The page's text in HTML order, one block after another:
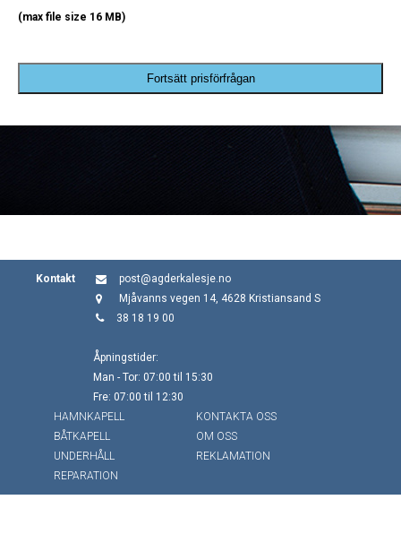
(max file size 16 MB)
Fortsätt prisförfrågan
Kontakt
post@agderkalesje.no
Mjåvanns vegen 14, 4628 Kristiansand S
38 18 19 00
Åpningstider:
Man - Tor: 07:00 til 15:30
Fre: 07:00 til 12:30
HAMNKAPELL
BÅTKAPELL
UNDERHÅLL
REPARATION
KONTAKTA OSS
OM OSS
REKLAMATION